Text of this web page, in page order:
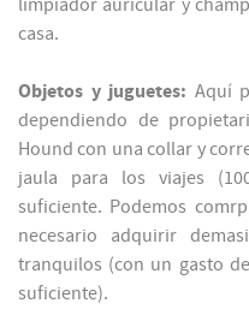
limpiador auricular y
casa.
Objetos y juguetes: Aquí
dependiendo de
Hound con una collar y
jaula para los viajes
suficiente. Podemos
necesario adquirir
tranquilos (con un gasto
suficiente).